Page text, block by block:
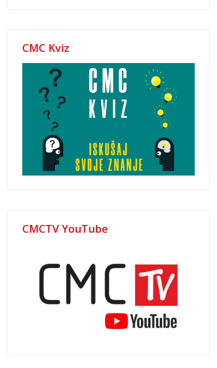
CMC Kviz
CMCTV YouTube